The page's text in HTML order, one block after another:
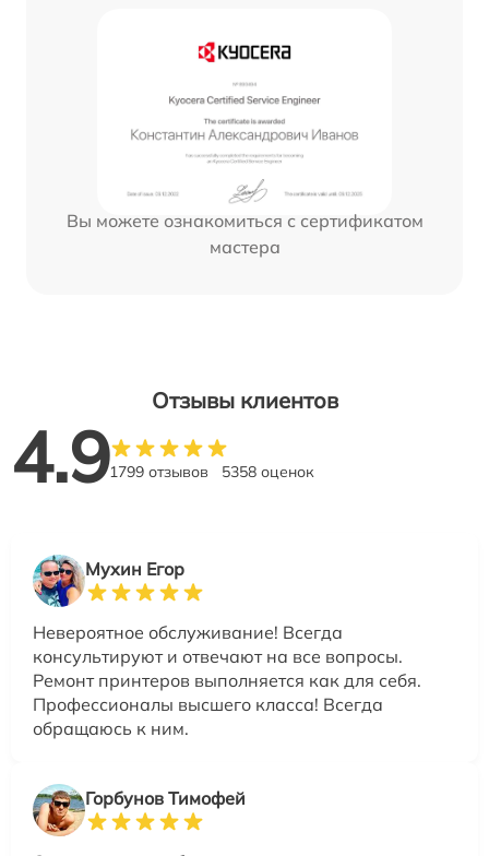
Вы можете ознакомиться с сертификатом
мастера
Отзывы клиентов
4.91799 отзывов 5358 оценок
Мухин Егор
Невероятное обслуживание! Всегда
консультируют и отвечают на все вопросы.
Ремонт принтеров выполняется как для себя.
Профессионалы высшего класса! Всегда
обращаюсь к ним.
Горбунов Тимофей